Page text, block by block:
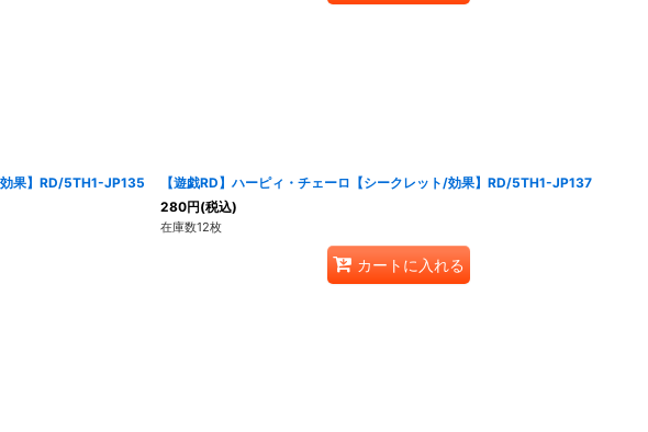
効果】RD/5TH1-JP135
【遊戯RD】ハーピィ・チェーロ【シークレット/効果】RD/5TH1-JP137
280円(税込)
在庫数12枚
カートに入れる